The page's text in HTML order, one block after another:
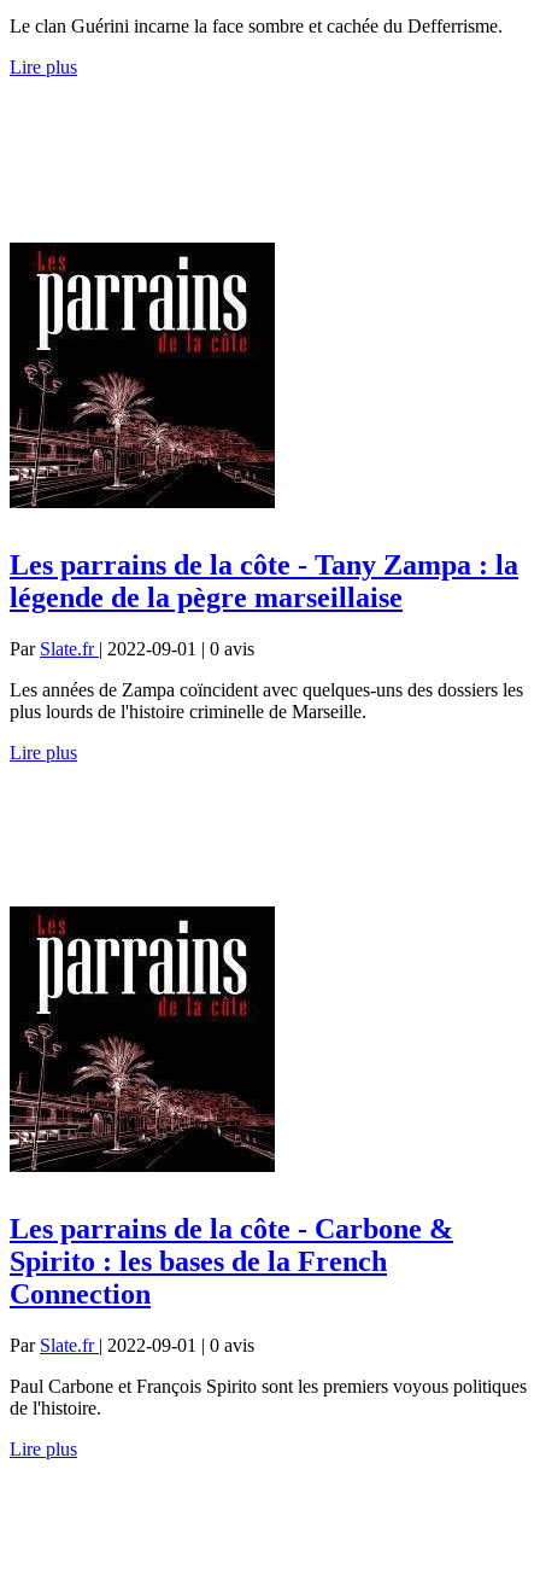
Le clan Guérini incarne la face sombre et cachée du Defferrisme.
Lire plus
Les parrains de la côte - Tany Zampa : la
légende de la pègre marseillaise
Par Slate.fr | 2022-09-01 | 0 avis
Les années de Zampa coïncident avec quelques-uns des dossiers les
plus lourds de l'histoire criminelle de Marseille.
Lire plus
Les parrains de la côte - Carbone &
Spirito : les bases de la French
Connection
Par Slate.fr | 2022-09-01 | 0 avis
Paul Carbone et François Spirito sont les premiers voyous politiques
de l'histoire.
Lire plus